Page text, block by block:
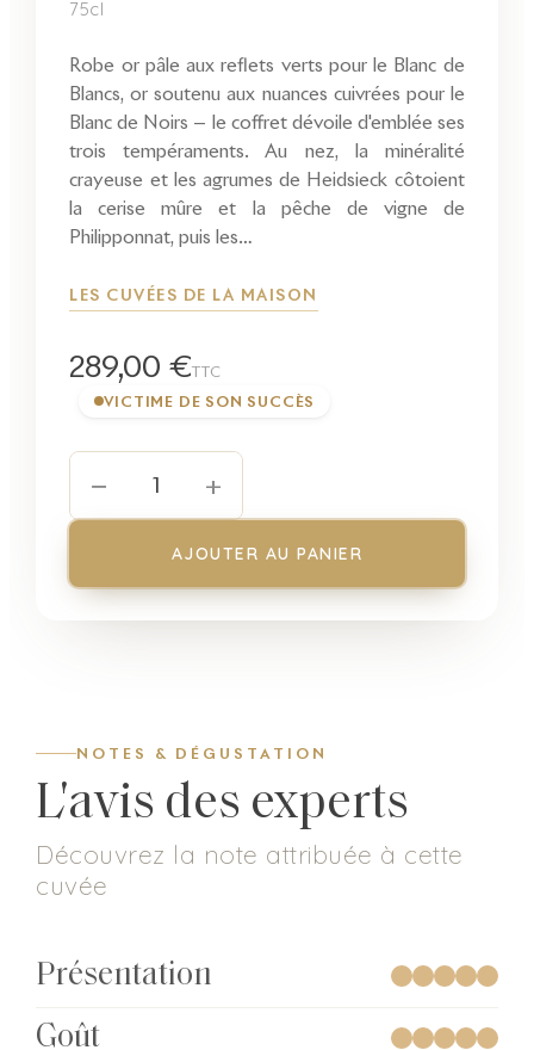
75cl
Robe or pâle aux reflets verts pour le Blanc de
Blancs, or soutenu aux nuances cuivrées pour le
Blanc de Noirs — le coffret dévoile d'emblée ses
trois tempéraments. Au nez, la minéralité
crayeuse et les agrumes de Heidsieck côtoient
la cerise mûre et la pêche de vigne de
Philipponnat, puis les…
LES CUVÉES DE LA MAISON
289,00 €TTC
VICTIME DE SON SUCCÈS
− 1 +
AJOUTER AU PANIER
NOTES & DÉGUSTATION
L'avis des experts
Découvrez la note attribuée à cette
cuvée
Présentation
Goût